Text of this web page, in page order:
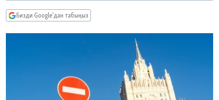
ЭКСПЕРТТЕР ТАЛДАЙТ
ЭЖЕ-СИҢДИЛЕР
ӨЗГӨЧӨ ПИКИР
Бизди Google'дан табыңыз